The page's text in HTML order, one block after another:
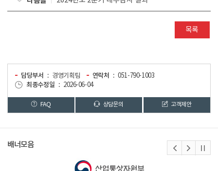
목록
담당부서 경영기획팀 연락처
051-790-1003
최종수정일
2026-06-04
FAQ 상담문의 고객제안
배너모음